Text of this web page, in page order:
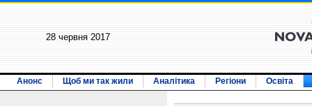
28 червня 2017
Анонс Щоб ми так жили Аналітика Регіони Освіта